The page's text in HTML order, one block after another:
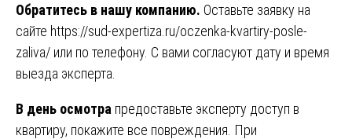
Обратитесь в нашу компанию. Оставьте заявку на
сайте https://sud-expertiza.ru/oczenka-kvartiry-posle-
zaliva/ или по телефону. С вами согласуют дату и время
выезда эксперта.
В день осмотра предоставьте эксперту доступ в
квартиру, покажите все повреждения. При